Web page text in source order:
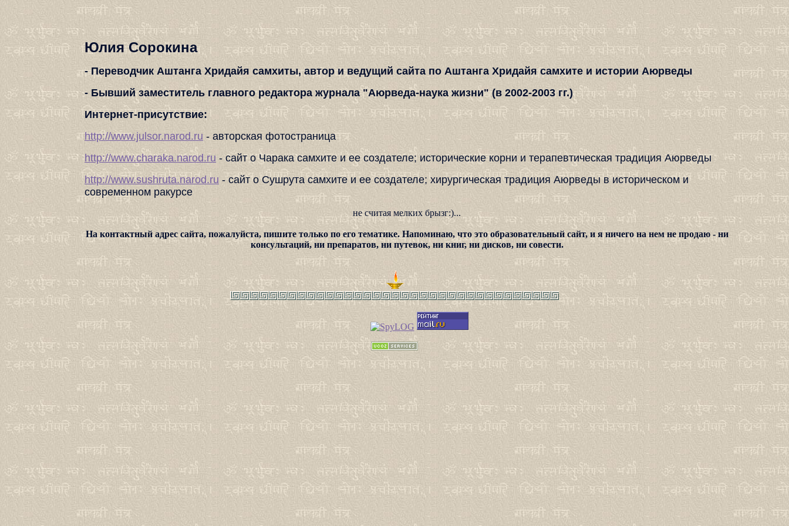
Юлия Сорокина
- Переводчик Аштанга Хридайя самхиты, автор и ведущий сайта по Аштанга Хридайя самхите и истории Аюрведы
- Бывший заместитель главного редактора журнала "Аюрведа-наука жизни" (в 2002-2003 гг.)
Интернет-присутствие:
http://www.julsor.narod.ru - авторская фотостраница
http://www.charaka.narod.ru - сайт о Чарака самхите и ее создателе; исторические корни и терапевтическая традиция Аюрведы
http://www.sushruta.narod.ru - сайт о Сушрута самхите и ее создателе; хирургическая традиция Аюрведы в историческом и
современном ракурсе
не считая мелких брызг:)...
На контактный адрес сайта, пожалуйста, пишите только по его тематике. Напоминаю, что это образовательный сайт, и я ничего на нем не продаю - ни
консультаций, ни препаратов, ни путевок, ни книг, ни дисков, ни совести.